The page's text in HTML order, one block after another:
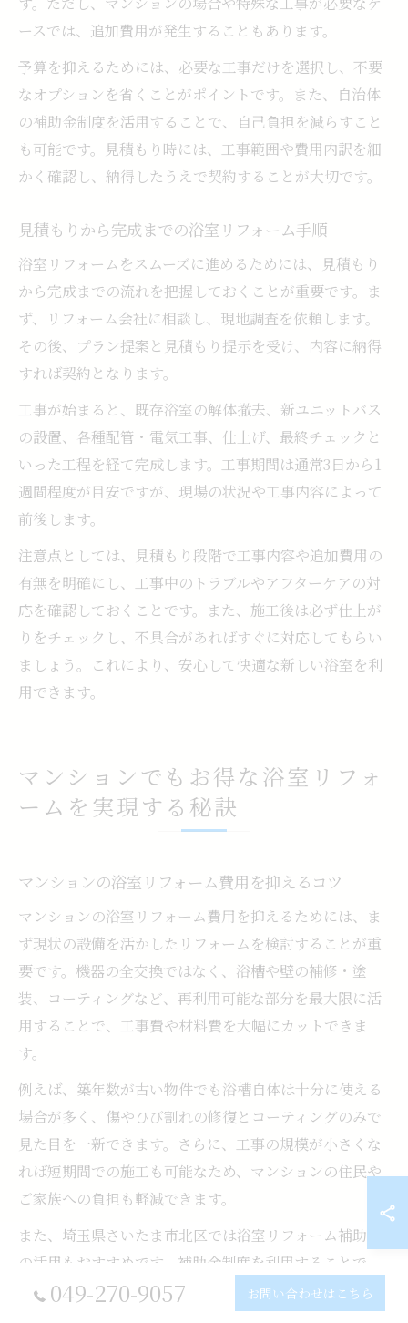
ースでは、追加費用が発生することもあります。
予算を抑えるためには、必要な工事だけを選択し、不要
なオプションを省くことがポイントです。また、自治体
の補助金制度を活用することで、自己負担を減らすこと
も可能です。見積もり時には、工事範囲や費用内訳を細
かく確認し、納得したうえで契約することが大切です。
見積もりから完成までの浴室リフォーム手順
浴室リフォームをスムーズに進めるためには、見積もり
から完成までの流れを把握しておくことが重要です。ま
ず、リフォーム会社に相談し、現地調査を依頼します。
その後、プラン提案と見積もり提示を受け、内容に納得
すれば契約となります。
工事が始まると、既存浴室の解体撤去、新ユニットバス
の設置、各種配管・電気工事、仕上げ、最終チェックと
いった工程を経て完成します。工事期間は通常3日から1
週間程度が目安ですが、現場の状況や工事内容によって
前後します。
注意点としては、見積もり段階で工事内容や追加費用の
有無を明確にし、工事中のトラブルやアフターケアの対
応を確認しておくことです。また、施工後は必ず仕上が
りをチェックし、不具合があればすぐに対応してもらい
ましょう。これにより、安心して快適な新しい浴室を利
用できます。
マンションでもお得な浴室リフォ
ームを実現する秘訣
マンションの浴室リフォーム費用を抑えるコツ
マンションの浴室リフォーム費用を抑えるためには、ま
ず現状の設備を活かしたリフォームを検討することが重
要です。機器の全交換ではなく、浴槽や壁の補修・塗
装、コーティングなど、再利用可能な部分を最大限に活
用することで、工事費や材料費を大幅にカットできま
す。
例えば、築年数が古い物件でも浴槽自体は十分に使える
場合が多く、傷やひび割れの修復とコーティングのみで
見た目を一新できます。さらに、工事の規模が小さくな
れば短期間での施工も可能なため、マンションの住民や
ご家族への負担も軽減できます。
また、埼玉県さいたま市北区では浴室リフォーム補助金
の活用もおすすめです。補助金制度を利用することで、
自己負担額を抑えながら最新の設備導入が実現しやすく
なります。リフォーム会社に相談する際は、補助金対象
049-270-9057 お問い合わせはこちら